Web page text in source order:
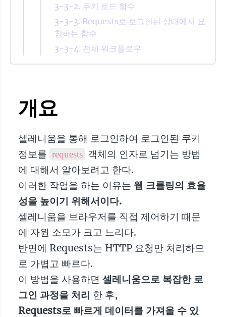
3-3-2. 쿠키 로드 함수
3-3-3. Requests로 로그인된 상태에서 요
청하는 함수
3-3-4. 전체 워크플로우
개요
셀레니움을 통해 로그인하여 로그인된 쿠키
정보를 requests 객체의 인자로 넘기는 방법
에 대해서 알아보려고 한다.
이러한 작업을 하는 이유는 웹 크롤링의 효율
성을 높이기 위해서이다.
셀레니움을 브라우저를 직접 제어하기 때문
에 자원 소모가 크고 느리다.
반면에 Requests는 HTTP 요청만 처리하므
로 가볍고 빠르다.
이 방법을 사용하면 셀레니움으로 복잡한 로
그인 과정을 처리 한 후,
Requests로 빠르게 데이터를 가져올 수 있